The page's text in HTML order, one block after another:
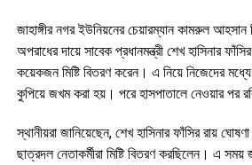
জাহাঙ্গীর নগর ইউনিয়নের চেয়ারম্যান কামরুল আহসান
অপরাধের দায়ে সাবেক প্রধানমন্ত্রী শেখ হাসিনার
কয়েকজন মিষ্টি বিতরণ করেন। এ নিয়ে নিজেদের
কুপিয়ে জখম করা হয়। পরে হাসপাতালে নেওয়ার পর
স্থানীয়রা জানিয়েছেন, শেখ হাসিনার ফাঁসির রায়
ছাত্রদল নেতাকর্মীরা মিষ্টি বিতরণ করছিলেন। এ সময়